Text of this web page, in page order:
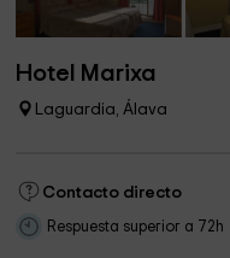
Hotel Marixa
Laguardia, Álava
Contacto directo
Respuesta superior a 72h